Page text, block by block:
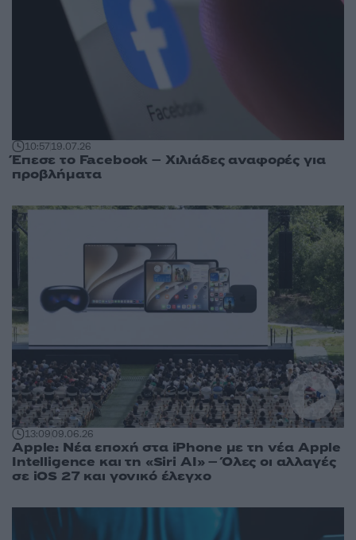
10:5719.07.26
Έπεσε το Facebook – Χιλιάδες αναφορές για
προβλήματα
13:0909.06.26
Apple: Νέα εποχή στα iPhone με τη νέα Apple
Intelligence και τη «Siri AI» – Όλες οι αλλαγές
σε iOS 27 και γονικό έλεγχο